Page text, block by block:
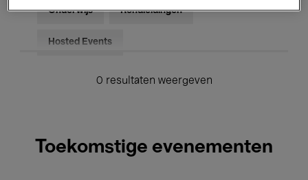
Onderwijs Rondleidingen
Hosted Events
0 resultaten weergeven
Toekomstige evenementen